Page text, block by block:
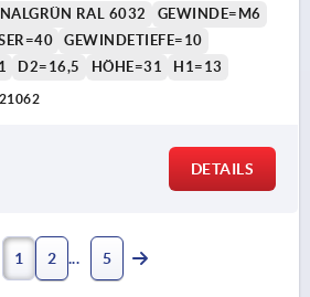
RAL 6032
GEWINDE=M6
GEWINDETIEFE=10
D2=16,5 HÖHE=31 H1=13
DETAILS
1 2 5